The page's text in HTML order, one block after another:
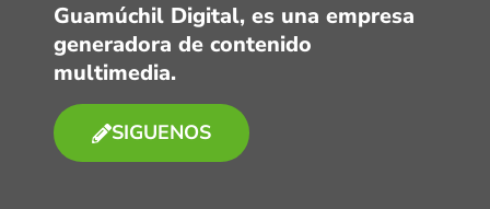
Guamúchil Digital, es una empresa
generadora de contenido
multimedia.
SIGUENOS